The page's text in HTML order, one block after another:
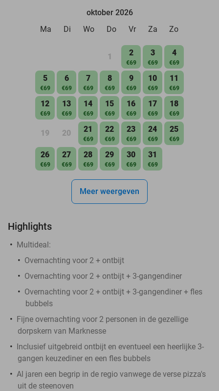
oktober 2026
Ma
Di Wo Do Vr Za Zo
1 2
€69
3
€69
4
€69
5
€69
6
€69
7
€69
8
€69
9
€69
10
€69
11
€69
12
€69
13
€69
14
€69
15
€69
16
€69
17
€69
18
€69
19 20 21
€69
22
€69
23
€69
24
€69
25
€69
26
€69
27
€69
28
€69
29
€69
30
€69
31
€69
Meer weergeven
Highlights
Multideal:
Overnachting voor 2 + ontbijt
Overnachting voor 2 + ontbijt + 3-gangendiner
Overnachting voor 2 + ontbijt + 3-gangendiner + fles
bubbels
Fijne overnachting voor 2 personen in de gezellige
dorpskern van Marknesse
Inclusief uitgebreid ontbijt en eventueel een heerlijke 3-
gangen keuzediner en een fles bubbels
Al jaren een begrip in de regio vanwege de verse pizza's
uit de steenoven